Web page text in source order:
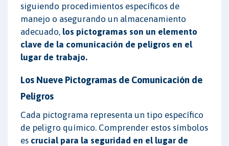
siguiendo procedimientos específicos de
manejo o asegurando un almacenamiento
adecuado, los pictogramas son un elemento
clave de la comunicación de peligros en el
lugar de trabajo.
Los Nueve Pictogramas de Comunicación de
Peligros
Cada pictograma representa un tipo específico
de peligro químico. Comprender estos símbolos
es crucial para la seguridad en el lugar de